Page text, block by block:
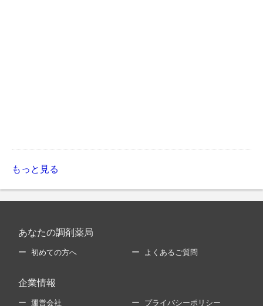
もっと見る
あなたの調剤薬局
初めての方へ よくあるご質問
企業情報
運営会社 プライバシーポリシー